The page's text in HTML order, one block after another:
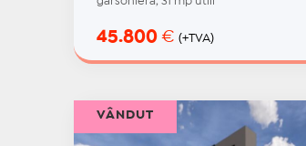
45.800 € (+TVA)
VÂNDUT